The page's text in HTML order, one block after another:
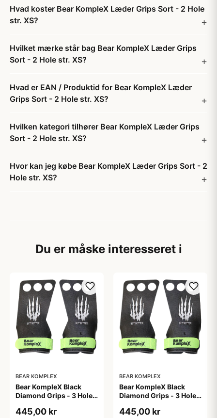
Hvad koster Bear KompleX Læder Grips Sort - 2 Hole
str. XS?
Hvilket mærke står bag Bear KompleX Læder Grips
Sort - 2 Hole str. XS?
Hvad er EAN / Produktid for Bear KompleX Læder
Grips Sort - 2 Hole str. XS?
Hvilken kategori tilhører Bear KompleX Læder Grips
Sort - 2 Hole str. XS?
Hvor kan jeg købe Bear KompleX Læder Grips Sort - 2
Hole str. XS?
Du er måske interesseret i
BEAR KOMPLEX
Bear KompleX Black
Diamond Grips - 3 Hole
445,00 kr
BEAR KOMPLEX
Bear KompleX Black
Diamond Grips - 3 Hole
445,00 kr